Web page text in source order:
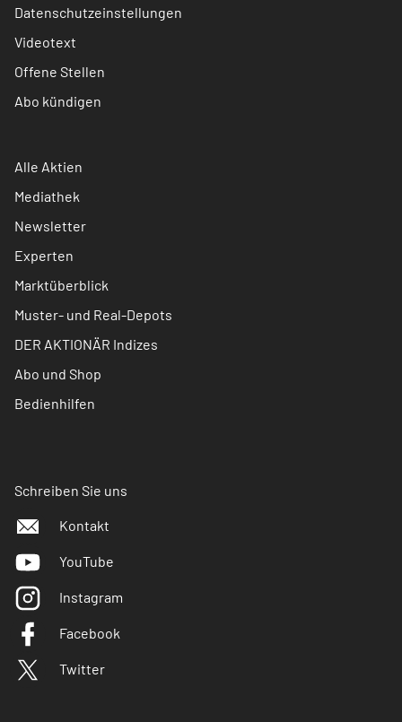
Datenschutzeinstellungen
Videotext
Offene Stellen
Abo kündigen
Alle Aktien
Mediathek
Newsletter
Experten
Marktüberblick
Muster- und Real-Depots
DER AKTIONÄR Indizes
Abo und Shop
Bedienhilfen
Schreiben Sie uns
Kontakt
YouTube
Instagram
Facebook
Twitter